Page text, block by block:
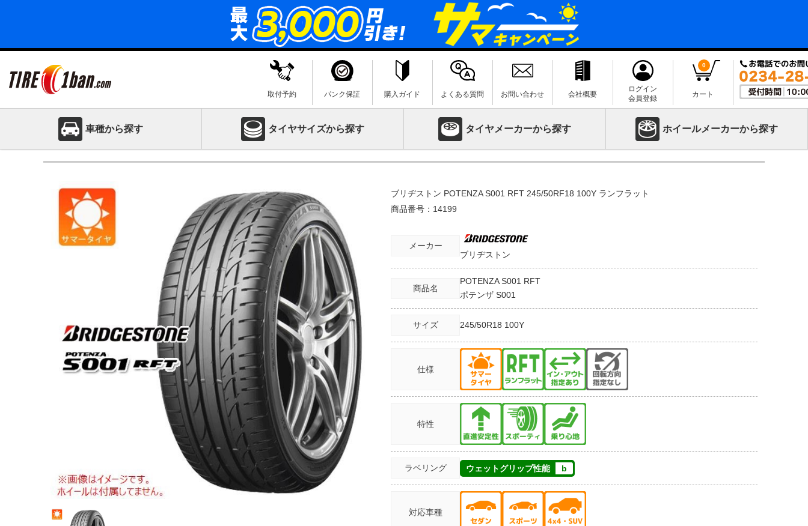
取付予約 パンク保証 購入ガイド よくある質問 お問い合わせ 会社概要
ログイン
会員登録
0
カート
車種から探す タイヤサイズから探す タイヤメーカーから探す ホイールメーカーから探す
ブリヂストン POTENZA S001 RFT 245/50RF18 100Y ランフラット
商品番号： 14199
メーカー
ブリヂストン
商品名
POTENZA S001 RFT
ポテンザ S001
サイズ 245/50R18 100Y
仕様
特性
ラベリング ウェットグリップ性能 b
対応車種